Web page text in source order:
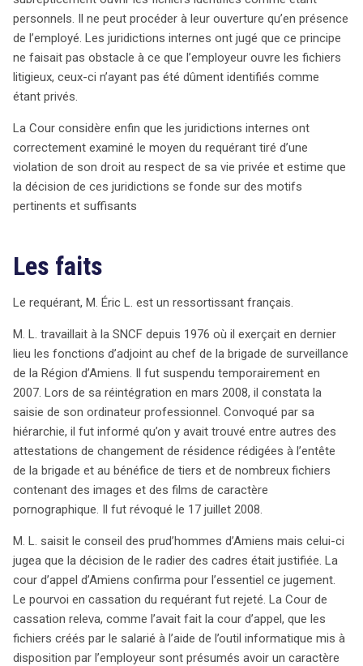
pourrait influencer la pratique dans d’autres pays,
notamment ceux avec des régulations plus strictes sur
la vie privée au travail. En somme, la Cour valide le cadre
légal français, qui permet un contrôle raisonnable et
proportionné des équipements mis à disposition des
surveillance. Les implications de cet arrêt pourraient être
significatives, notamment pour des pays comme la
Belgique où les règles sont plus restrictives.
personnels. Il ne peut procéder à leur ouverture qu’en présence
de l’employé. Les juridictions internes ont jugé que ce principe
ne faisait pas obstacle à ce que l’employeur ouvre les fichiers
litigieux, ceux-ci n’ayant pas été dûment identifiés comme
étant privés.
La Cour considère enfin que les juridictions internes ont
correctement examiné le moyen du requérant tiré d’une
violation de son droit au respect de sa vie privée et estime que
la décision de ces juridictions se fonde sur des motifs
pertinents et suffisants
Les faits
Le requérant, M. Éric L. est un ressortissant français.
M. L. travaillait à la SNCF depuis 1976 où il exerçait en dernier
lieu les fonctions d’adjoint au chef de la brigade de surveillance
de la Région d’Amiens. Il fut suspendu temporairement en
2007. Lors de sa réintégration en mars 2008, il constata la
saisie de son ordinateur professionnel. Convoqué par sa
hiérarchie, il fut informé qu’on y avait trouvé entre autres des
attestations de changement de résidence rédigées à l’entête
de la brigade et au bénéfice de tiers et de nombreux fichiers
contenant des images et des films de caractère
pornographique. Il fut révoqué le 17 juillet 2008.
M. L. saisit le conseil des prud’hommes d’Amiens mais celui-ci
jugea que la décision de le radier des cadres était justifiée. La
cour d’appel d’Amiens confirma pour l’essentiel ce jugement.
Le pourvoi en cassation du requérant fut rejeté. La Cour de
cassation releva, comme l’avait fait la cour d’appel, que les
fichiers créés par le salarié à l’aide de l’outil informatique mis à
disposition par l’employeur sont présumés avoir un caractère